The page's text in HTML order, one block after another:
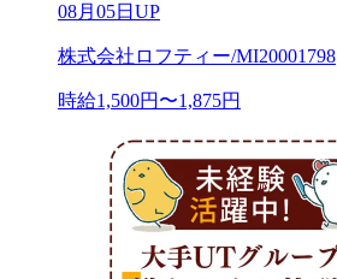
08月05日UP
株式会社ロフティー/MI20001798
時給1,500円〜1,875円